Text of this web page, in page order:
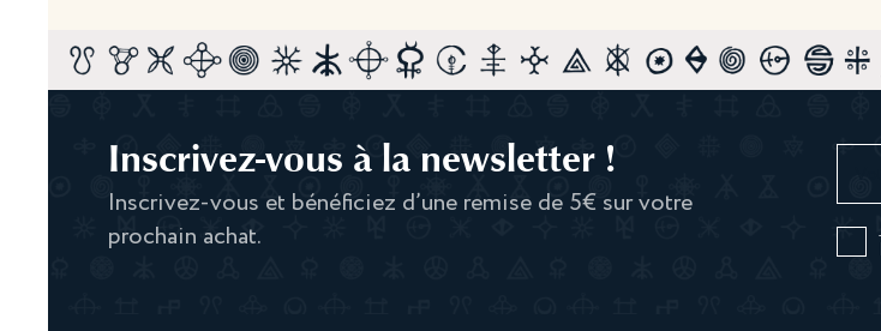
Inscrivez-vous à la newsletter !
Inscrivez-vous et bénéficiez d’une remise de 5€ sur votre
prochain achat.